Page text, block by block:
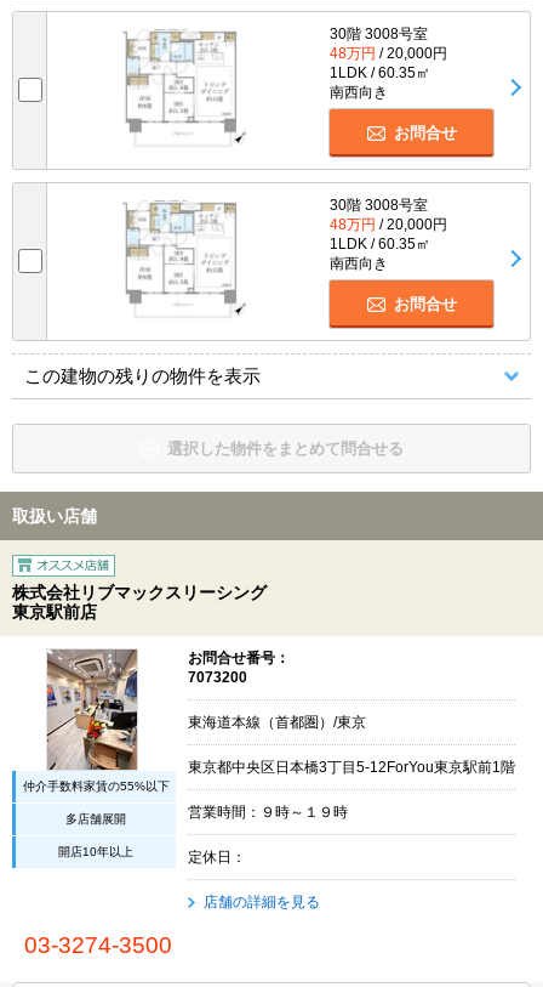
30階 3008号室
48万円 / 20,000円
1LDK / 60.35㎡
南西向き
お問合せ
30階 3008号室
48万円 / 20,000円
1LDK / 60.35㎡
南西向き
お問合せ
この建物の残りの物件を表示
選択した物件をまとめて問合せる
取扱い店舗
株式会社リブマックスリーシング
東京駅前店
仲介手数料家賃の55%以下
多店舗展開
開店10年以上
お問合せ番号：
7073200
東海道本線（首都圏）/東京
東京都中央区日本橋3丁目5-12ForYou東京駅前1階
営業時間：９時～１９時
定休日：
店舗の詳細を見る
03-3274-3500